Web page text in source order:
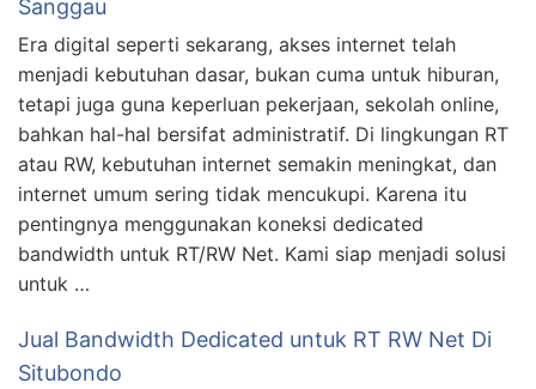
Sanggau
Era digital seperti sekarang, akses internet telah
menjadi kebutuhan dasar, bukan cuma untuk hiburan,
tetapi juga guna keperluan pekerjaan, sekolah online,
bahkan hal-hal bersifat administratif. Di lingkungan RT
atau RW, kebutuhan internet semakin meningkat, dan
internet umum sering tidak mencukupi. Karena itu
pentingnya menggunakan koneksi dedicated
bandwidth untuk RT/RW Net. Kami siap menjadi solusi
untuk …
Jual Bandwidth Dedicated untuk RT RW Net Di
Situbondo